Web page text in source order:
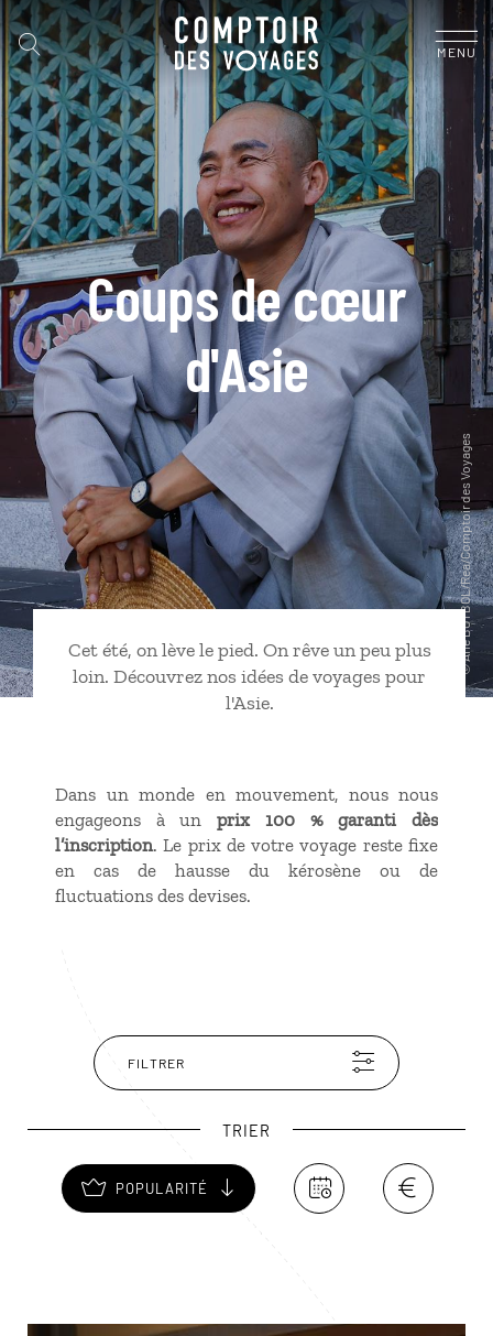
MENU
Coups de cœur
d'Asie
Cet été, on lève le pied. On rêve un peu plus
loin. Découvrez nos idées de voyages pour
l'Asie.
Dans un monde en mouvement, nous nous
engageons à unprix 100 % garanti dès
l’inscription. Le prix de votre voyage reste fixe
en cas de hausse du kérosène ou de
fluctuations des devises.
FILTRER
TRIER
POPULARITÉ